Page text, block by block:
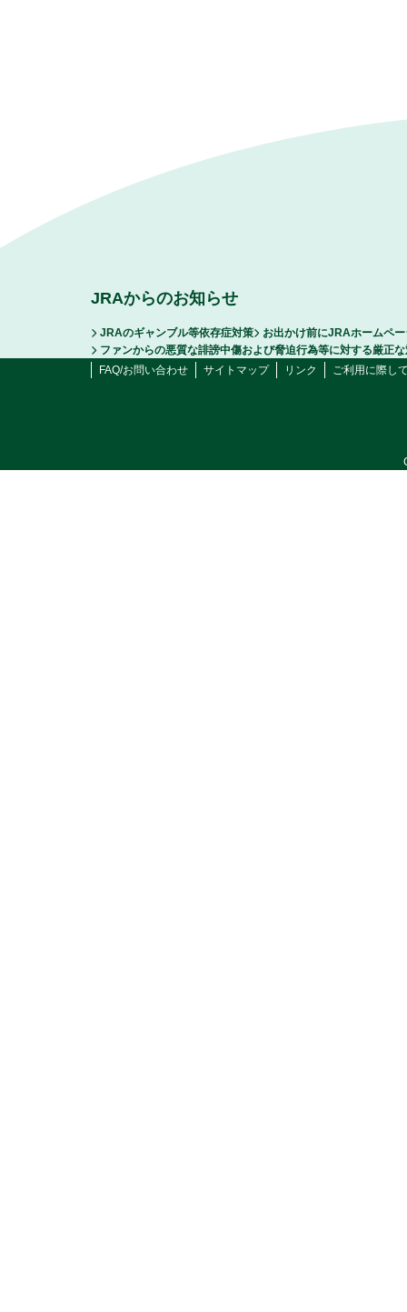
JRAからのお知らせ
JRAのギャンブル等依存症対策
お出かけ前にJRAホームペ
ファンからの悪質な誹謗中傷および脅迫行為等に対する厳正
FAQ/お問い合わせ
サイトマップ リンク ご利用に際し